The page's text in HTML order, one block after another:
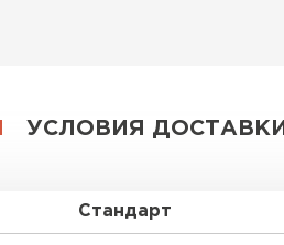
УСЛОВИЯ ДОСТАВКИ
Стандарт